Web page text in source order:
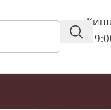
мун.
пн-пт: